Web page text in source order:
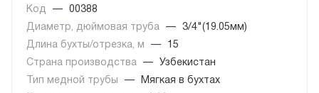
Код —
00388
Диаметр, дюймовая труба
—
3/4"(19.05мм)
Длина бухты/отрезка, м
—
15
Страна производства
—
Узбекистан
Тип медной трубы
—
Мягкая в бухтах